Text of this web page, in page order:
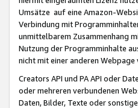
Umsätze auf eine Amazon-
Verbindung mit
unmittelbarem Zusammenhang
Nutzung der Programminhalte
nicht mit einer anderen Webpage
Creators API und PA API oder
oder mehreren verbundenen
Daten, Bilder, Texte oder